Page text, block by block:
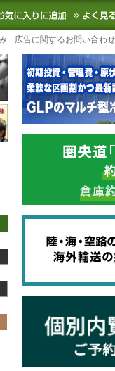
最新の物流ニュース
お気に
広告に関するお問い合わせ